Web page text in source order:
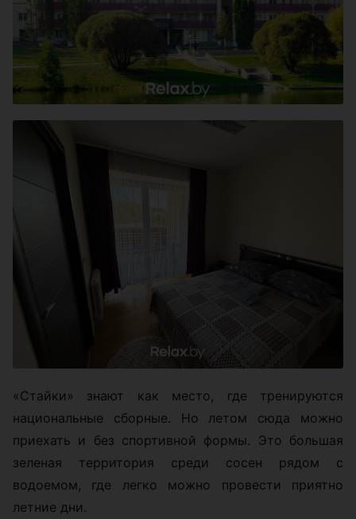
«Стайки» знают как место, где тренируются
национальные сборные. Но летом сюда можно
приехать и без спортивной формы. Это большая
зеленая территория среди сосен рядом с
водоемом, где легко можно провести приятно
летние дни.